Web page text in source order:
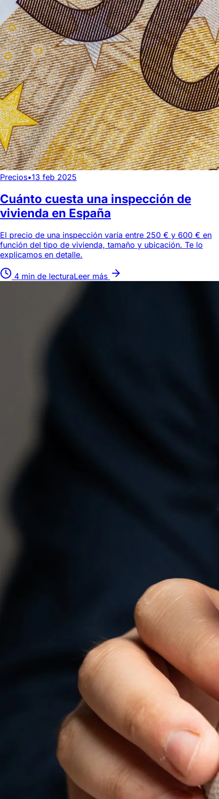
Precios•13 feb 2025
Cuánto cuesta una inspección de
vivienda en España
El precio de una inspección varía entre 250 € y 600 € en
función del tipo de vivienda, tamaño y ubicación. Te lo
explicamos en detalle.
4 min de lecturaLeer más